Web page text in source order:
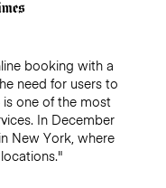
booking with a
need for users to
one of the most
In December
New York, where